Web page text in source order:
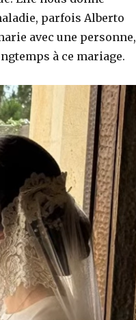
parfois Alberto
avec une personne,
à ce mariage.